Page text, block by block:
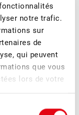
notre trafic.
sur
de
qui peuvent
que vous
lors de votre
fruitière